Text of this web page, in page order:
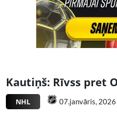
Kautiņš: Rīvss pret
NHL 07.janvāris, 2026